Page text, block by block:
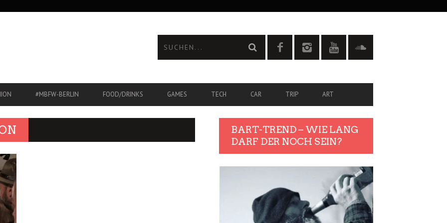
#MBFW-BERLIN FOOD/DRINKS GAMES TECH CAR TRIP ART
BART-TREND – WIE LANG
DARF DER NOCH SEIN?